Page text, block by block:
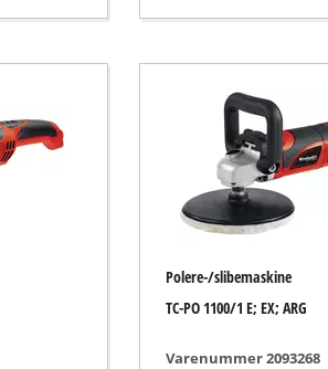
Polere-/slibemaskine
TC-PO 1100/1 E; EX; ARG
Varenummer 2093268